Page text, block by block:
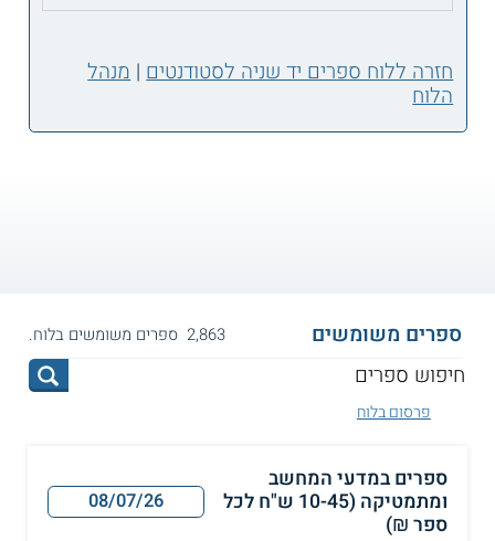
חזרה ללוח ספרים יד שניה לסטודנטים|מנהל
הלוח
ספרים משומשים 2,863 ספרים משומשים בלוח.
פרסום בלוח
ספרים במדעי המחשב
ומתמטיקה (10-45 ש"ח לכל
ספר ₪)
08/07/26